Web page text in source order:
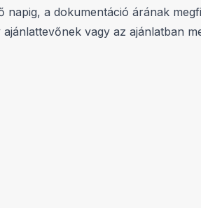
a dokumentáció árának
vagy az ajánlatban